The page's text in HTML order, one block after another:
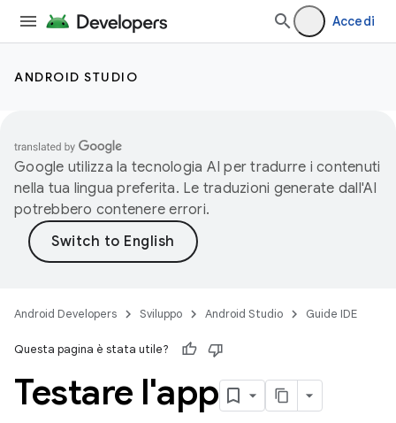
Accedi
ANDROID STUDIO
Google utilizza la tecnologia AI per tradurre i contenuti
nella tua lingua preferita. Le traduzioni generate dall'AI
potrebbero contenere errori.
Android Developers Sviluppo Android Studio Guide IDE
Questa pagina è stata utile?
Testare l'app